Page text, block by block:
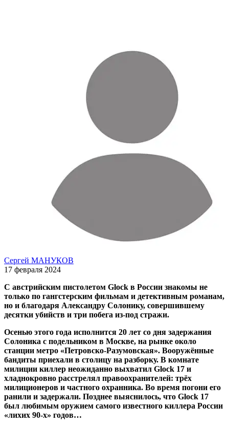
Сергей МАНУКОВ
17 февраля 2024
С австрийским пистолетом Glock в России знакомы не
только по гангстерским фильмам и детективным романам,
но и благодаря Александру Солонику, совершившему
десятки убийств и три побега из-под стражи.
Осенью этого года исполнится 20 лет со дня задержания
Солоника с подельником в Москве, на рынке около
станции метро «Петровско-Разумовская». Вооружённые
бандиты приехали в столицу на разборку. В комнате
милиции киллер неожиданно выхватил Glock 17 и
хладнокровно расстрелял правоохранителей: трёх
милиционеров и частного охранника. Во время погони его
ранили и задержали. Позднее выяснилось, что Glock 17
был любимым оружием самого известного киллера России
«лихих 90-х» годов…